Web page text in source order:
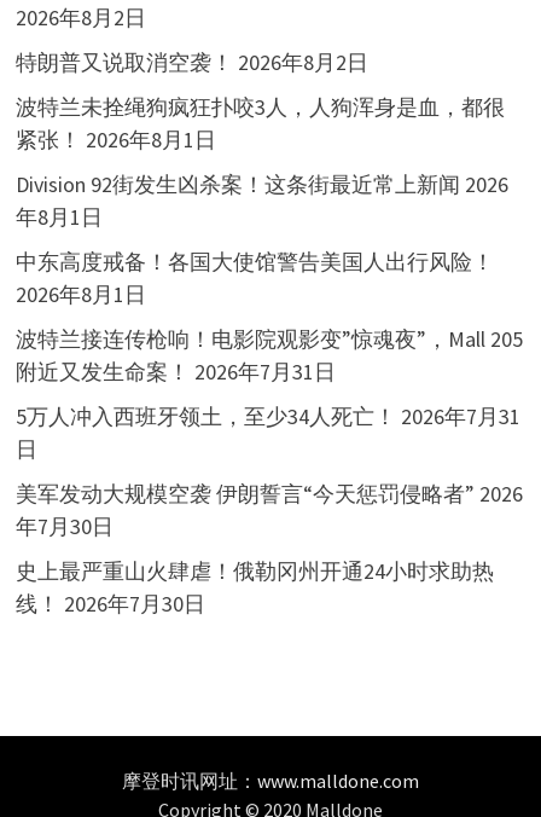
2026年8月2日
特朗普又说取消空袭！ 2026年8月2日
波特兰未拴绳狗疯狂扑咬3人，人狗浑身是血，都很
紧张！ 2026年8月1日
Division 92街发生凶杀案！这条街最近常上新闻 2026
年8月1日
中东高度戒备！各国大使馆警告美国人出行风险！
2026年8月1日
波特兰接连传枪响！电影院观影变”惊魂夜”，Mall 205
附近又发生命案！ 2026年7月31日
5万人冲入西班牙领土，至少34人死亡！ 2026年7月31
日
美军发动大规模空袭 伊朗誓言“今天惩罚侵略者” 2026
年7月30日
史上最严重山火肆虐！俄勒冈州开通24小时求助热
线！ 2026年7月30日
摩登时讯网址： www.malldone.com
Copyright © 2020 Malldone